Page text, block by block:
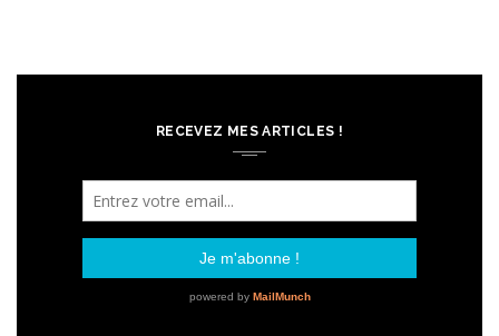
RECEVEZ MES ARTICLES !